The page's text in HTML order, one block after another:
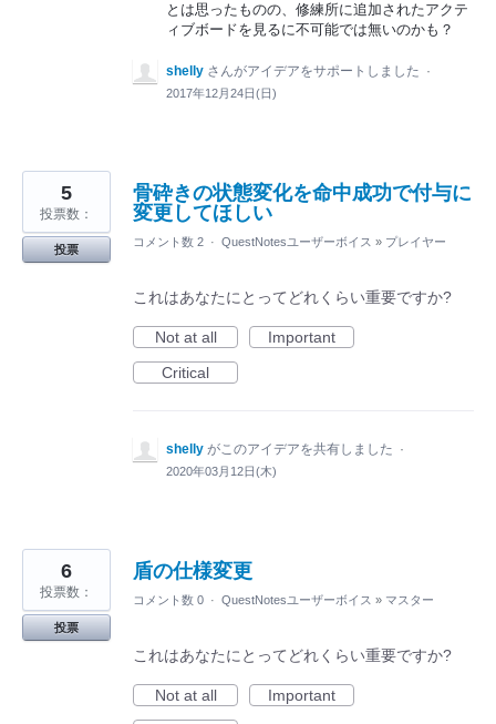
とは思ったものの、修練所に追加されたアクテ
ィブボードを見るに不可能では無いのかも？
shelly さんがアイデアをサポートしました ·
2017年12月24日(日)
骨砕きの状態変化を命中成功で付与に
変更してほしい
5
投票数：
投票
コメント数 2 · QuestNotesユーザーボイス » プレイヤー
これはあなたにとってどれくらい重要ですか?
Not at all
Important
Critical
shelly がこのアイデアを共有しました ·
2020年03月12日(木)
盾の仕様変更
6
投票数：
投票
コメント数 0 · QuestNotesユーザーボイス » マスター
これはあなたにとってどれくらい重要ですか?
Not at all
Important